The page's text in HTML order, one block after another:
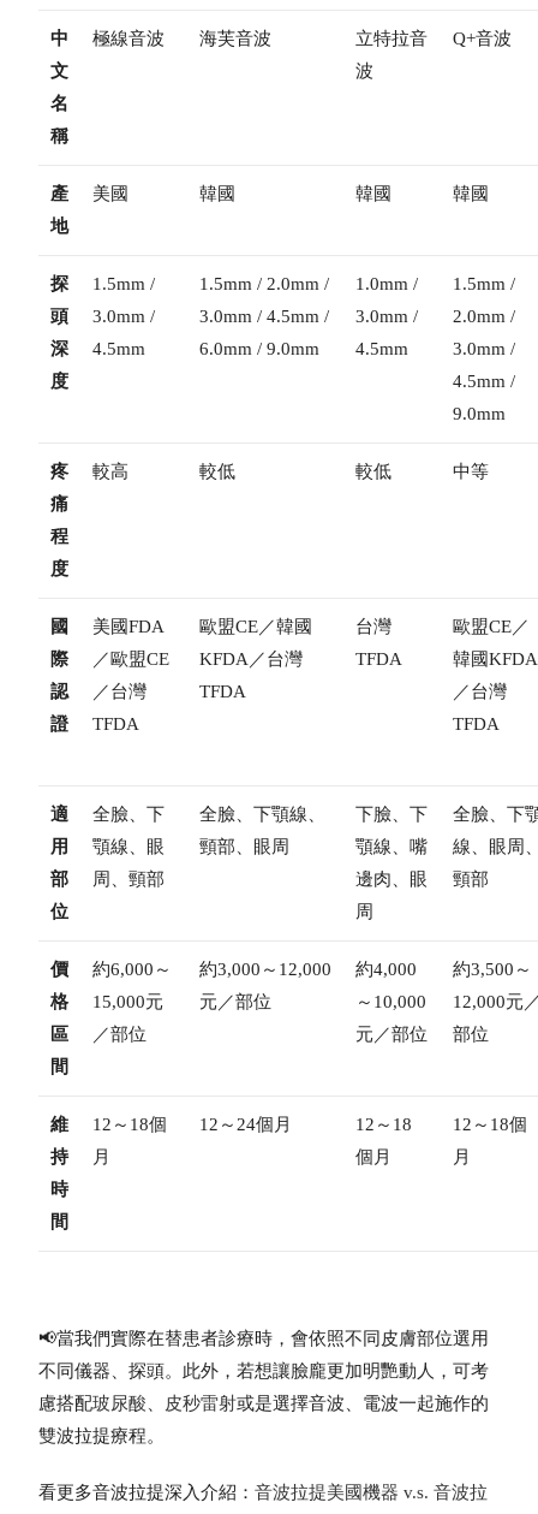
中
文
名
稱
極線音波 海芙音波
立特拉音
波
Q+音波
產
地
美國 韓國 韓國 韓國
探
頭
深
度
1.5mm /
3.0mm /
4.5mm
1.5mm / 2.0mm /
3.0mm / 4.5mm /
6.0mm / 9.0mm
1.0mm /
3.0mm /
4.5mm
1.5mm /
2.0mm /
3.0mm /
4.5mm /
9.0mm
疼
痛
程
度
較高 較低 較低 中等
國
際
認
證
美國FDA
／歐盟CE
／台灣
TFDA
歐盟CE／韓國
KFDA／台灣
TFDA
台灣
TFDA
歐盟CE／
韓國KFDA
／台灣
TFDA
適
用
部
位
全臉、下
顎線、眼
周、頸部
全臉、下顎線、
頸部、眼周
下臉、下
顎線、嘴
邊肉、眼
周
全臉、下
線、眼周
頸部
價
格
區
間
約6,000～
15,000元
／部位
約3,000～12,000
元／部位
約4,000
～10,000
元／部位
約3,500～
12,000元
部位
維
持
時
間
12～18個
月
12～24個月
12～18
個月
12～18個
月
📢當我們實際在替患者診療時，會依照不同皮膚部位選用
不同儀器、探頭。此外，若想讓臉龐更加明艷動人，可考
慮搭配玻尿酸 皮秒雷射或是選擇音波、電波一起施作的
雙波拉提療程。
看更多音波拉提深入介紹：音波拉提美國機器 v.s. 音波拉